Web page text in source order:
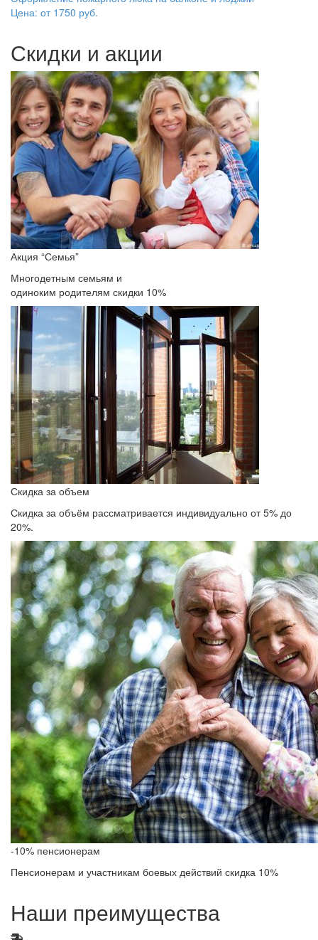
Цена: от 1750 руб.
Скидки и акции
Акция “Семья”
Многодетным семьям и
одиноким родителям скидки 10%
Скидка за объем
Скидка за объём рассматривается индивидуально от 5% до
20%.
-10% пенсионерам
Пенсионерам и участникам боевых действий скидка 10%
Наши преимущества